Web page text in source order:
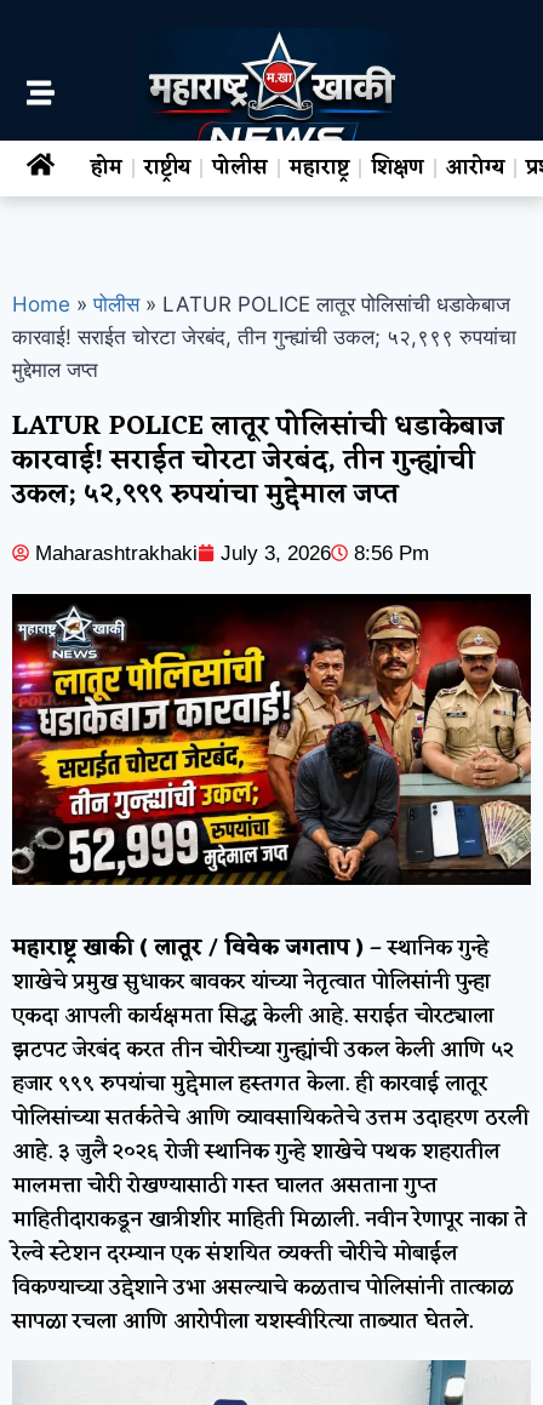
होम राष्ट्रीय पोलीस महाराष्ट्र शिक्षण आरोग्य
Home » पोलीस » LATUR POLICE लातूर पोलिसांची धडाकेबाज
कारवाई! सराईत चोरटा जेरबंद, तीन गुन्ह्यांची उकल; ५२,९९९ रुपयांचा
मुद्देमाल जप्त
LATUR POLICE लातूर पोलिसांची धडाकेबाज
कारवाई! सराईत चोरटा जेरबंद, तीन गुन्ह्यांची
उकल; ५२,९९९ रुपयांचा मुद्देमाल जप्त
Maharashtrakhaki July 3, 2026 8:56 Pm
महाराष्ट्रखाकी(लातूर/विवेकजगताप) –स्थानिक गुन्हे
शाखेचे प्रमुख सुधाकर बावकर यांच्या नेतृत्वात पोलिसांनी पुन्हा
एकदा आपली कार्यक्षमता सिद्ध केली आहे. सराईत चोरट्याला
झटपट जेरबंद करत तीन चोरीच्या गुन्ह्यांची उकल केली आणि ५२
हजार ९९९ रुपयांचा मुद्देमाल हस्तगत केला. ही कारवाई लातूर
पोलिसांच्या सतर्कतेचे आणि व्यावसायिकतेचे उत्तम उदाहरण ठरली
आहे. ३ जुलै २०२६ रोजी स्थानिक गुन्हे शाखेचे पथक शहरातील
मालमत्ता चोरी रोखण्यासाठी गस्त घालत असताना गुप्त
माहितीदाराकडून खात्रीशीर माहिती मिळाली. नवीन रेणापूर नाका ते
रेल्वे स्टेशन दरम्यान एक संशयित व्यक्ती चोरीचे मोबाईल
विकण्याच्या उद्देशाने उभा असल्याचे कळताच पोलिसांनी तात्काळ
सापळा रचला आणि आरोपीला यशस्वीरित्या ताब्यात घेतले.